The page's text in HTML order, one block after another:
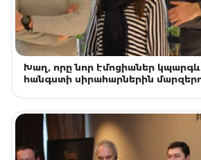
Խաղ, որը նոր էմոցիաներ
հանգստի սիրահարներին